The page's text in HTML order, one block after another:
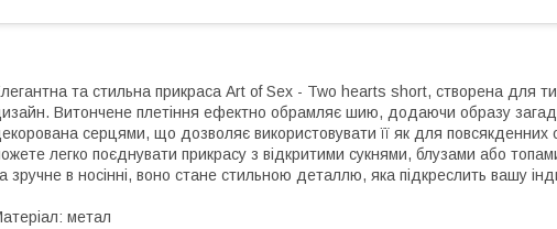
та стильна прикраса Art of Sex - Two hearts short, створена для
Витончене плетіння ефектно обрамляє шию, додаючи образу
серцями, що дозволяє використовувати її як для повсякденних
легко поєднувати прикрасу з відкритими сукнями, блузами або
зручне в носінні, воно стане стильною деталлю, яка підкреслить вашу
метал